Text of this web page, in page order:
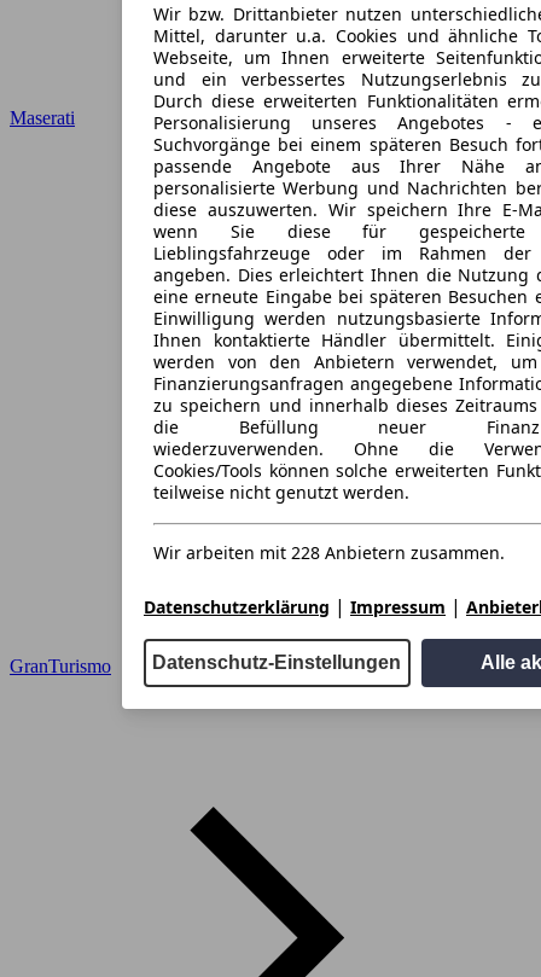
Maserati
GranTurismo
Wir bzw. Drittanbieter nutzen
Mittel, darunter u.a. Cookies und ähnliche
Webseite, um Ihnen erweiterte
und ein verbessertes Nutzungserlebnis
Durch diese erweiterten Funktionalitäten
Personalisierung unseres Angebotes
Suchvorgänge bei einem späteren Besuch
passende Angebote aus Ihrer Nähe
personalisierte Werbung und Nachrichten
diese auszuwerten. Wir speichern Ihre E-
wenn Sie diese für gespeicherte
Lieblingsfahrzeuge oder im Rahmen der
angeben. Dies erleichtert Ihnen die Nutzung
eine erneute Eingabe bei späteren
Einwilligung werden nutzungsbasierte
Ihnen kontaktierte Händler übermittelt.
werden von den Anbietern verwendet,
Finanzierungsanfragen angegebene
zu speichern und innerhalb dieses
die Befüllung neuer
wiederzuverwenden. Ohne die
Cookies/Tools können solche erweiterten
teilweise nicht genutzt werden.
Wir arbeiten mit 228 Anbietern zusammen.
Datenschutzerklärung | Impressum |
Datenschutz-Einstellungen Alle